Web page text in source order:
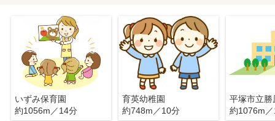
いずみ保育園
約1056m／14分
育英幼稚園
約748m／10分
平塚市立勝
約1076m